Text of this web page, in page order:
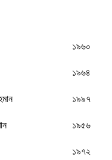
১৯৬০
১৯৬৪
১৯৯৭
১৯৫৬
১৯৭২